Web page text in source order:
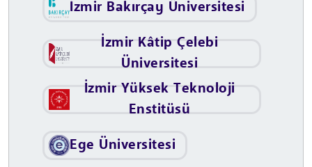
İzmir Bakırçay Üniversitesi
İzmir Kâtip Çelebi
Üniversitesi
İzmir Yüksek Teknoloji
Enstitüsü
Ege Üniversitesi